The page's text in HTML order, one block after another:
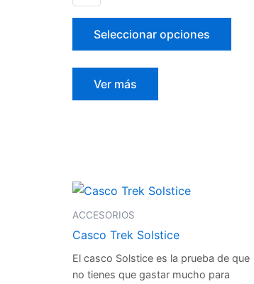
Seleccionar opciones
Ver más
ACCESORIOS
Casco Trek Solstice
El casco Solstice es la prueba de que
no tienes que gastar mucho para